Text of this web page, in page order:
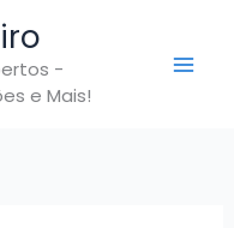
-
e Mais!